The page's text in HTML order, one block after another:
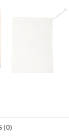
(0)